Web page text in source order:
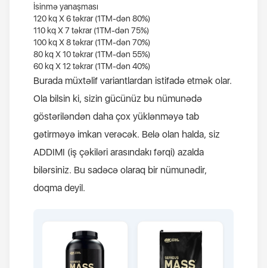
İsinmə yanaşması
120 kqХ 6təkrar(1TM-dən 80%)
110 kqХ 7 təkrar (1TM-dən 75%)
100 kqХ 8təkrar (1TM-dən 70%)
80 kqХ 10təkrar (1TM-dən 55%)
60 kqХ 12 təkrar (1TM-dən 40%)
Burada müxtəlif variantlardan istifadə etmək olar.
Ola bilsin ki, sizin gücünüz bu nümunədə
göstəriləndən daha çox yüklənməyə tab
gətirməyə imkan verəcək. Belə olan halda, siz
ADDIMI (iş çəkiləri arasındakı fərqi) azalda
bilərsiniz. Bu sadəcə olaraq bir nümunədir,
doqma deyil.